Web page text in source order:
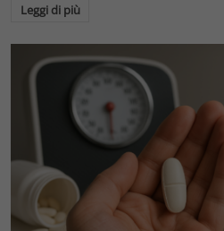
Leggi di più